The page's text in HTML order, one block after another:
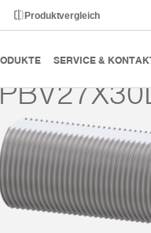
Produktvergleich
SERVICE &
Zubehör